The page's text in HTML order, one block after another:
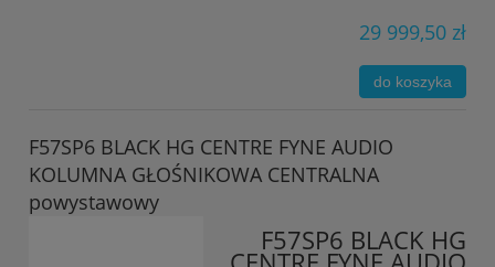
29 999,50 zł
do koszyka
F57SP6 BLACK HG CENTRE FYNE AUDIO
KOLUMNA GŁOŚNIKOWA CENTRALNA
powystawowy
F57SP6 BLACK HG